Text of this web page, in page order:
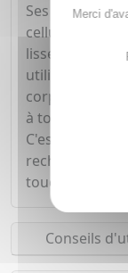
Ses micro-
cellules
lisse, douce et
utilisations.
corps, ce
à tous les
C'est le soin
recherchent
toucher
Conseils
Merci